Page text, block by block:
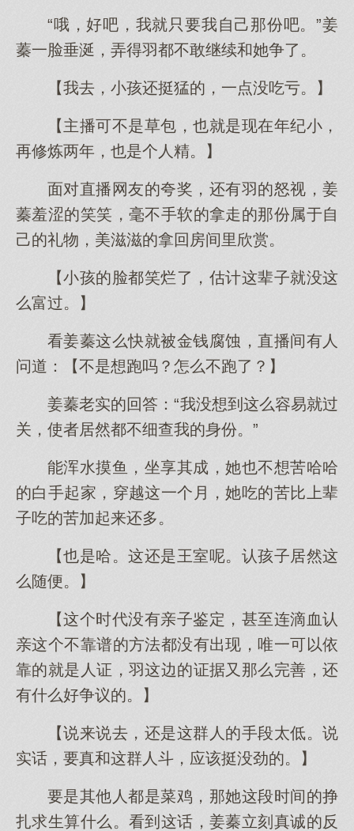
“哦，好吧，我就只要我自己那份吧。”姜
蓁一脸垂涎，弄得羽都不敢继续和她争了。
【我去，小孩还挺猛的，一点没吃亏。】
【主播可不是草包，也就是现在年纪小，
再修炼两年，也是个人精。】
面对直播网友的夸奖，还有羽的怒视，姜
蓁羞涩的笑笑，毫不手软的拿走的那份属于自
己的礼物，美滋滋的拿回房间里欣赏。
【小孩的脸都笑烂了，估计这辈子就没这
么富过。】
看姜蓁这么快就被金钱腐蚀，直播间有人
问道：【不是想跑吗？怎么不跑了？】
姜蓁老实的回答：“我没想到这么容易就过
关，使者居然都不细查我的身份。”
能浑水摸鱼，坐享其成，她也不想苦哈哈
的白手起家，穿越这一个月，她吃的苦比上辈
子吃的苦加起来还多。
【也是哈。这还是王室呢。认孩子居然这
么随便。】
【这个时代没有亲子鉴定，甚至连滴血认
亲这个不靠谱的方法都没有出现，唯一可以依
靠的就是人证，羽这边的证据又那么完善，还
有什么好争议的。】
【说来说去，还是这群人的手段太低。说
实话，要真和这群人斗，应该挺没劲的。】
要是其他人都是菜鸡，那她这段时间的挣
扎求生算什么。看到这话，姜蓁立刻真诚的反